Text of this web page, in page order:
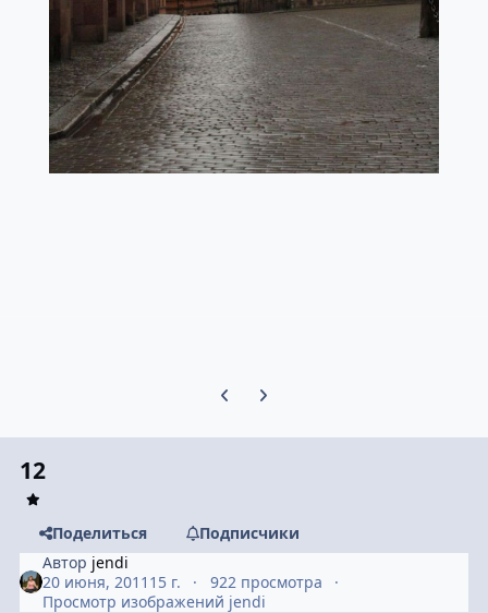
Предыдущий слайд карусели
Следующий слайд карусели
12
Поделиться
Подписчики
Автор jendi
20 июня, 2011 15 г.
922 просмотра
Просмотр изображений jendi